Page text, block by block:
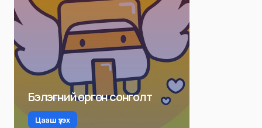
Бэлэгний өргөн сонголт
Цааш үзэх